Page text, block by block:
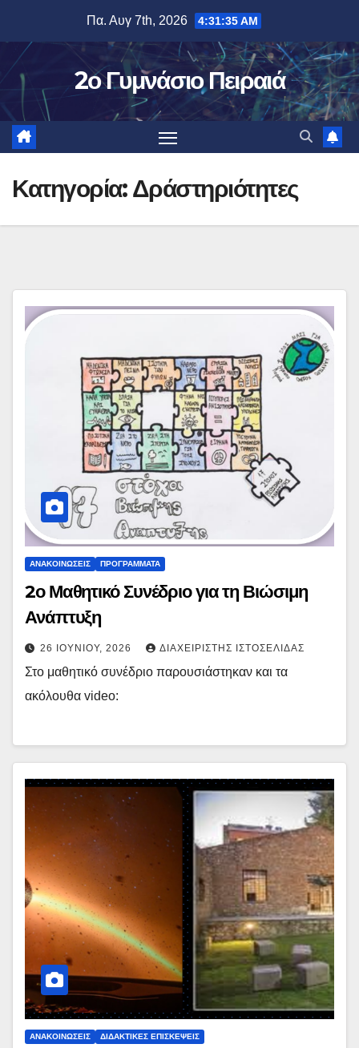
περιεχόμενο
Πα. Αυγ 7th, 2026 4:31:36 AM
2ο Γυμνάσιο Πειραιά
Κατηγορία:Δράστηριότητες
ΑΝΑΚΟΙΝΏΣΕΙΣ ΠΡΟΓΡΆΜΜΑΤΑ
2ο Μαθητικό Συνέδριο για τη Βιώσιμη
Ανάπτυξη
26 ΙΟΥΝΊΟΥ, 2026 ΔΙΑΧΕΙΡΙΣΤΉΣ ΙΣΤΟΣΕΛΊΔΑΣ
Στο μαθητικό συνέδριο παρουσιάστηκαν και τα
ακόλουθα video:
ΑΝΑΚΟΙΝΏΣΕΙΣ ΔΙΔΑΚΤΙΚΈΣ ΕΠΙΣΚΈΨΕΙΣ